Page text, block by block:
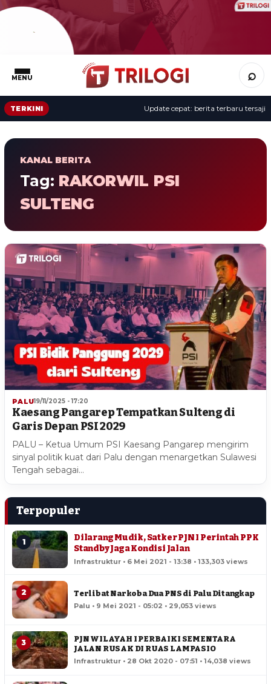
MENU ⌕
TERKINI Update cepat: berita terbaru tersaji
KANAL BERITA
Tag: RAKORWIL PSI
SULTENG
PALU19/11/2025 - 17:20
Kaesang Pangarep Tempatkan Sulteng di
Garis Depan PSI 2029
PALU – Ketua Umum PSI Kaesang Pangarep mengirim
sinyal politik kuat dari Palu dengan menargetkan Sulawesi
Tengah sebagai…
Terpopuler
1
Dilarang Mudik, Satker PJN I Perintah PPK
Standby Jaga Kondisi Jalan
Infrastruktur • 6 Mei 2021 - 13:38 • 133,303 views
2 Terlibat Narkoba Dua PNS di Palu Ditangkap
Palu • 9 Mei 2021 - 05:02 • 29,053 views
3
PJN WILAYAH I PERBAIKI SEMENTARA
JALAN RUSAK DI RUAS LAMPASIO
Infrastruktur • 28 Okt 2020 - 07:51 • 14,038 views